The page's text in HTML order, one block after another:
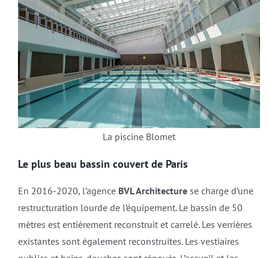
La piscine Blomet
Le plus beau bassin couvert de Paris
En 2016-2020, l’agence BVL Architecturese charge d’une
restructuration lourde de l’équipement. Le bassin de 50
mètres est entièrement reconstruit et carrelé. Les verrières
existantes sont également reconstruites. Les vestiaires